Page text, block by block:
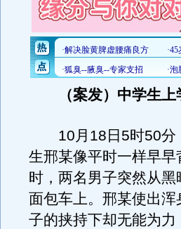
（案发）中学生
10月18日5时50分
生邢某像平时一样早
时，两名男子突然从
面包车上。邢某使出
子的挟持下却无能为